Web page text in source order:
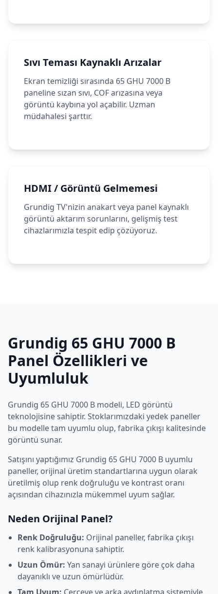
Sıvı Teması Kaynaklı Arızalar
Ekran temizliği sırasında 65 GHU 7000 B
paneline sızan sıvı, COF arızasına veya
görüntü kaybına yol açabilir. Uzman
müdahalesi şarttır.
HDMI / Görüntü Gelmemesi
Grundig TV'nizin anakart veya panel kaynaklı
görüntü aktarım sorunlarını, gelişmiş test
cihazlarımızla tespit edip çözüyoruz.
Grundig 65 GHU 7000 B
Panel Özellikleri ve
Uyumluluk
Grundig 65 GHU 7000 B modeli, LED görüntü
teknolojisine sahiptir. Stoklarımızdaki yedek paneller
bu modelle tam uyumlu olup, fabrika çıkışı kalitesinde
görüntü sunar.
Satışını yaptığımız Grundig 65 GHU 7000 B uyumlu
paneller, orijinal üretim standartlarına uygun olarak
üretilmiş olup renk doğruluğu ve kontrast oranı
açısından cihazınızla mükemmel uyum sağlar.
Neden Orijinal Panel?
Renk Doğruluğu: Orijinal paneller, fabrika çıkışı
renk kalibrasyonuna sahiptir.
Uzun Ömür: Yan sanayi ürünlere göre çok daha
dayanıklı ve uzun ömürlüdür.